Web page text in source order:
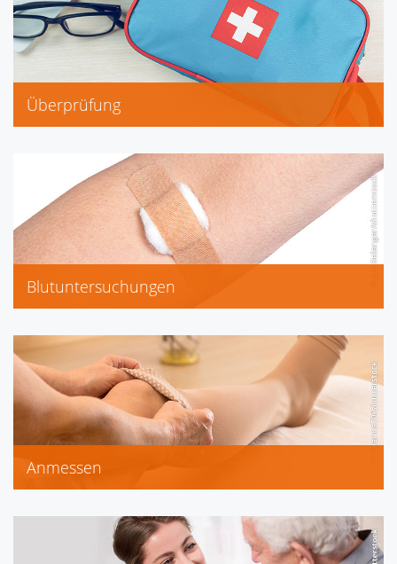
Stillzeit, Übergewicht
Überprüfung
Hausapotheke
Kfz-Verbandkasten
Reiseapotheke
Blutuntersuchungen
Harnsäure
Triglyceride
Anmessen
Kompressionsstrümpfe
Stützstrümpfe